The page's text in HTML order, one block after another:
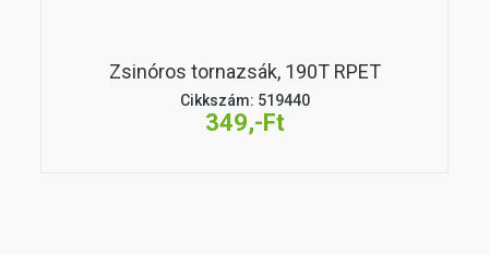
Zsinóros tornazsák, 190T RPET
Cikkszám: 519440
349,-Ft